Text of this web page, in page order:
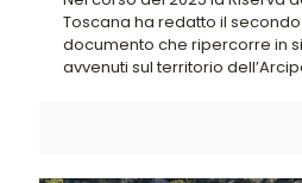
Toscana ha redatto il
documento che ripercorre in
avvenuti sul territorio